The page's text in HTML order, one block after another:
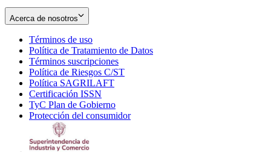
Acerca de nosotros
Términos de uso
in
new
window
Política de Tratamiento de Datos
Términos suscripciones
in
Política de Riesgos C/ST
Política SAGRILAFT
new
window
Certificación ISSN
in
new
TyC Plan de Gobierno
in
Protección del consumidorOpens